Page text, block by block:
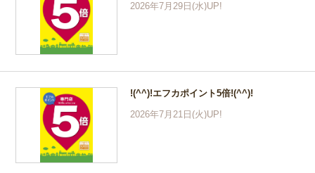
2026年7月29日(水)UP!
!(^^)!エフカポイント5倍!(^^)!
2026年7月21日(火)UP!